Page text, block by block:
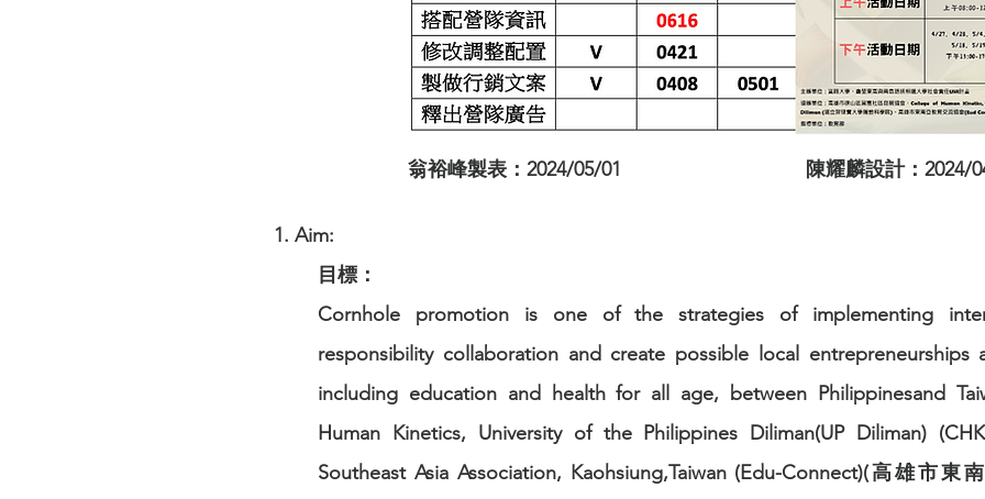
翁裕峰製表：2024/05/01 陳耀麟設計：2024/
1. Aim:
目標：
Cornhole promotion is one of the strategies of implementing
responsibility collaboration and create possible local entrepreneurships
including education and health for all age, between Philippinesand
Human Kinetics, University of the Philippines Diliman(UP Diliman)
Southeast Asia Association, Kaohsiung,Taiwan (Edu-Connect)(高雄市